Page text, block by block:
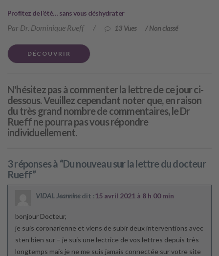
Profitez de l’été… sans vous déshydrater
Par Dr. Dominique Rueff / 13 Vues /Non classé
DÉCOUVRIR
N'hésitez pas à commenter la lettre de ce jour ci-
dessous. Veuillez cependant noter que, en raison
du très grand nombre de commentaires, le Dr
Rueff ne pourra pas vous répondre
individuellement.
3 réponses à “Du nouveau sur la lettre du docteur
Rueff”
VIDAL Jeannine dit :15 avril 2021 à 8 h 00 min
bonjour Docteur,
je suis coronarienne et viens de subir deux interventions avec
sten bien sur – je suis une lectrice de vos lettres depuis très
longtemps mais je ne me suis jamais connectée sur votre site